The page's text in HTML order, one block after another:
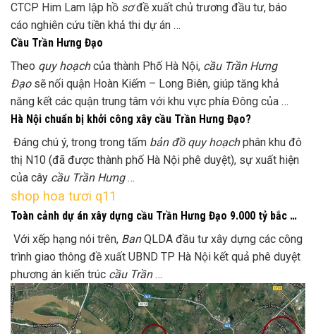
CTCP Him Lam lập hồ sơđề xuất chủ trương đầu tư, báo
cáo nghiên cứu tiền khả thi dự án …
Cầu Trần Hưng Đạo
Theo quy hoạchcủa thành Phố Hà Nội, cầu Trần Hưng
Đạosẽ nối quận Hoàn Kiếm – Long Biên, giúp tăng khả
năng kết các quận trung tâm với khu vực phía Đông của …
Hà Nội chuẩn bị khởi công xây cầu Trần Hưng Đạo?
Đáng chú ý, trong trong tấm bản đồ quy hoạchphân khu đô
thị N10 (đã được thành phố Hà Nội phê duyệt), sự xuất hiện
của cây cầu Trần Hưng…
shop hoa tươi q11
Toàn cảnh dự án xây dựng cầu Trần Hưng Đạo 9.000 tỷ bắc …
Với xếp hạng nói trên, BanQLDA đầu tư xây dựng các công
trình giao thông đề xuất UBND TP Hà Nội kết quả phê duyệt
phương án kiến trúc cầu Trần…